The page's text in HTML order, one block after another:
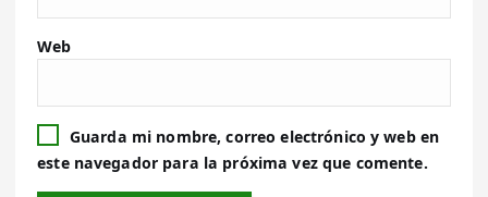
Web
Guarda mi nombre, correo electrónico y web en
este navegador para la próxima vez que comente.